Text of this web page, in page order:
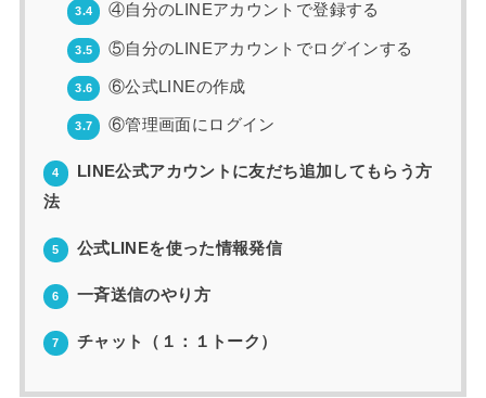
3.4 ④自分のLINEアカウントで登録する
3.5 ⑤自分のLINEアカウントでログインする
3.6 ⑥公式LINEの作成
3.7 ⑥管理画面にログイン
4
LINE公式アカウントに友だち追加してもらう方
法
5 公式LINEを使った情報発信
6 一斉送信のやり方
7 チャット（１：１トーク）